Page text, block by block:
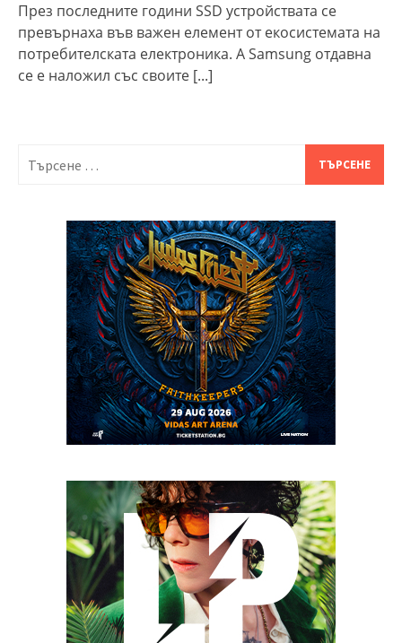
През последните години SSD устройствата се
превърнаха във важен елемент от екосистемата на
потребителската електроника. А Samsung отдавна
се е наложил със своите [...]
за: